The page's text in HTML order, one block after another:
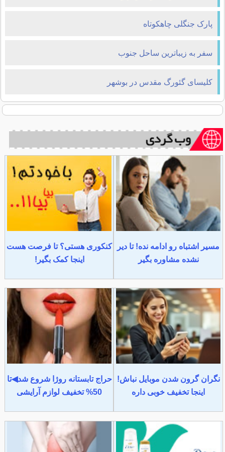
پارک جنگلی چاهکوتاه
سفر به زیباترین ساحل جنوب
کلیسای گئورگ مقدس در بوشهر
مسیر اشتباه رو ادامه نده! تا دیر
نشده مشاوره بگیر
کنکوری هستی؟ تا فرصت هست
اینجا کمک بگیر!
نگران گرون شدن موبایل نباش!
اینجا تخفیف خوبی داره
حراج تابستانه روژا شروع شد◀تا
50% تخفیف لوازم آرایشی